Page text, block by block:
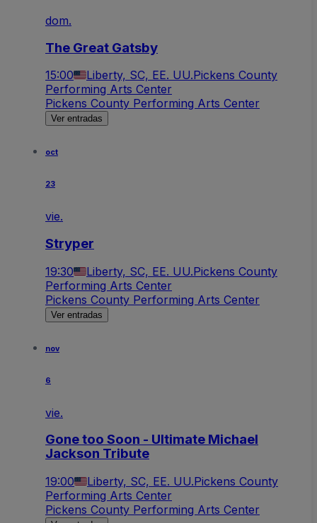
dom.
The Great Gatsby
15:00 Liberty, SC, EE. UU.Pickens County
Performing Arts Center
Pickens County Performing Arts Center
Ver entradas
oct
23
vie.
Stryper
19:30 Liberty, SC, EE. UU.Pickens County
Performing Arts Center
Pickens County Performing Arts Center
Ver entradas
nov
6
vie.
Gone too Soon - Ultimate Michael
Jackson Tribute
19:00 Liberty, SC, EE. UU.Pickens County
Performing Arts Center
Pickens County Performing Arts Center